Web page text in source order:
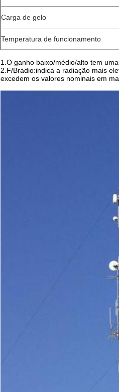
Carga de gelo
Temperatura de funcionamento
1.O ganho baixo/médio/alto tem
2.F/Bradio:indica a radiação mais
excedem os valores nominais em